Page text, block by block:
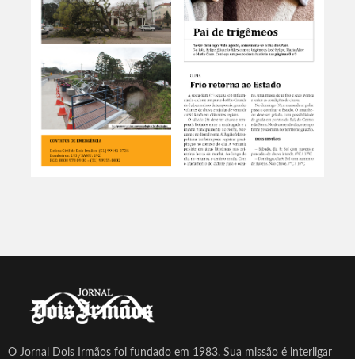
O Jornal Dois Irmãos foi fundado em 1983. Sua missão é interligar